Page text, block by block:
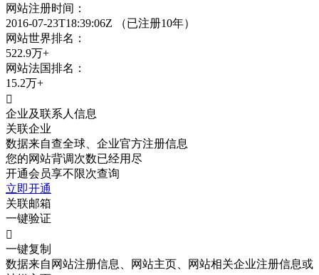
网站注册时间：
2016-07-23T18:39:06Z
（已注册10年）
网站世界排名：
522.9万+
网站法国排名：
15.2万+

企业及联系人信息
关联企业
数据来自查全球、企业官方注册信息
您的网站背调次数已经用尽
开通会员享不限次查询
立即开通
关联邮箱
一键验证

一键复制
数据来自网站注册信息、网站主页、网站相关企业注册信息或